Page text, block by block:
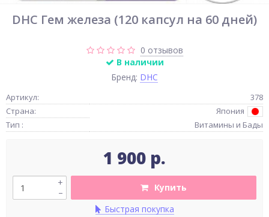
DHC Гем железа (120 капсул на 60 дней)
0 отзывов
В наличии
Бренд: DHC
Артикул:
378
Страна:
Япония
Тип :
Витамины и Бады
1 900 р.
–
+
Купить
Быстрая покупка